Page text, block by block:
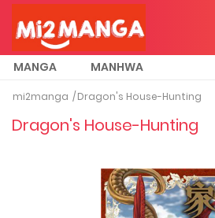
MANGA MANHWA
mi2manga Dragon's House-Hunting
Dragon's House-Hunting